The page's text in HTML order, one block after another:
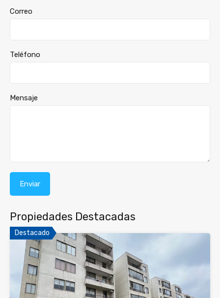
Correo
Teléfono
Mensaje
Propiedades Destacadas
Destacado